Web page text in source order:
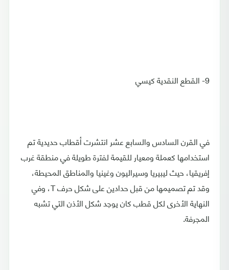
9- القطع النقدية كيسي
في القرن السادس والسابع عشر انتشرت أقطاب حديدية تم
استخدامها كعملة ومعيار للقيمة لفترة طويلة في منطقة غرب
إفريقيا، حيث ليبيريا وسيراليون وغينيا والمناطق المحيطة،
وقد تم تصميمها من قبل حدادين على شكل حرف T، وفي
النهاية الأخرى لكل قطب كان يوجد شكل الأذن التي تشبه
المجرفة.